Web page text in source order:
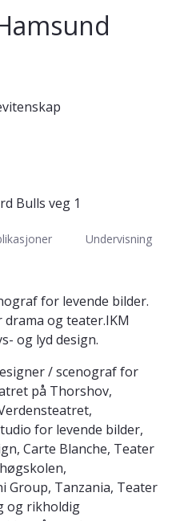
Bulls veg 1
Undervisning
for levende bilder.
og teater.IKM
og lyd design.
/ scenograf for
på Thorshov,
for levende bilder,
Carte Blanche, Teater
Group, Tanzania, Teater
og rikholdig